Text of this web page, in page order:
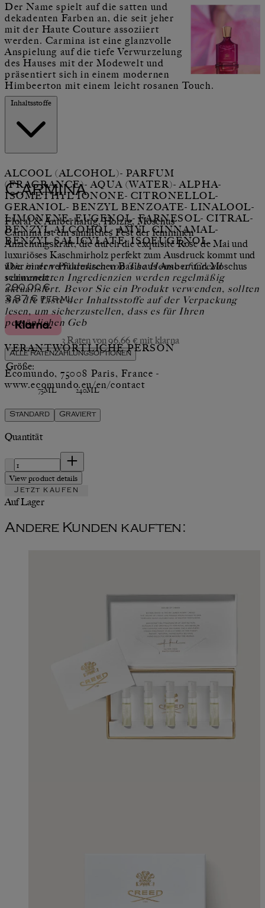
Der Name spielt auf die satten und
dekadenten Farben an, die seit jeher
mit der Haute Couture assoziiert
werden. Carmina ist eine glanzvolle
Anspielung auf die tiefe Verwurzelung
des Hauses mit der Modewelt und
präsentiert sich in einem modernen
Himbeerton mit einem leicht rosanen Touch.
Inhaltsstoffe
ALCOOL (ALCOHOL)- PARFUM
(FRAGRANCE)- AQUA (WATER)- ALPHA-
ISOMETHYL IONONE- CITRONELLOL-
GERANIOL- BENZYL BENZOATE- LINALOOL-
LIMONENE- EUGENOL- FARNESOL- CITRAL-
BENZYL ALCOHOL- AMYL CINNAMAL-
BENZYL SALICYLATE- ISOEUGENOL.
Die in den Produkten von The House of Creed
verwendeten Ingredienzien werden regelmäßig
aktualisiert. Bevor Sie ein Produkt verwenden, sollten
Sie die Liste der Inhaltsstoffe auf der Verpackung
lesen, um sicherzustellen, dass es für Ihren
persönlichen Geb
VERANTWORTLICHE PERSON
Ecomundo, 75008 Paris, France -
www.ecomundo.eu/en/contact
Carmina
Floral & Amberhaltig, Holzig, Moschus
Carmina ist ein sinnliches Fest der femininen
Anziehungskraft, die durch die exquisite Rose de Mai und
luxuriöses Kaschmirholz perfekt zum Ausdruck kommt und
über einer verführerischen Basis aus Amber und Moschus
schimmert.
Aktueller Preis: 290,00 €.
290,00 €
3,87 € perml
3 Raten von 96,66 € mit klarna
Alle Ratenzahlungsoptionen
Größe:
75ML 240ML
Standard Graviert
Quantität
Quantität
View product details
Jetzt kaufen
Auf Lager
Andere Kunden kauften: